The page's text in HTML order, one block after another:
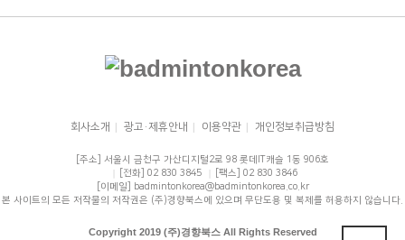
회사소개 | 광고·제휴안내 | 이용약관 | 개인정보취급방침
[주소] 서울시 금천구 가산디지털2로 98 롯데IT캐슬 1동 906호
[전화] 02 830 3845
[팩스] 02 830 3846
[이메일] badmintonkorea@badmintonkorea.co.kr
본 사이트의 모든 저작물의 저작권은 (주)경향북스에 있으며 무단도용 및 복제를 허용하지 않습니다.
Copyright 2019 (주)경향북스 All Rights Reserved